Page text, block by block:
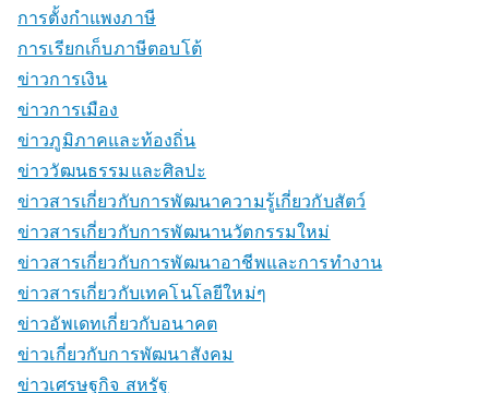
การตั้งกำแพงภาษี
การเรียกเก็บภาษีตอบโต้
ข่าวการเงิน
ข่าวการเมือง
ข่าวภูมิภาคและท้องถิ่น
ข่าววัฒนธรรมและศิลปะ
ข่าวสารเกี่ยวกับการพัฒนาความรู้เกี่ยวกับสัตว์
ข่าวสารเกี่ยวกับการพัฒนานวัตกรรมใหม่
ข่าวสารเกี่ยวกับการพัฒนาอาชีพและการทำงาน
ข่าวสารเกี่ยวกับเทคโนโลยีใหม่ๆ
ข่าวอัพเดทเกี่ยวกับอนาคต
ข่าวเกี่ยวกับการพัฒนาสังคม
ข่าวเศรษฐกิจ สหรัฐ